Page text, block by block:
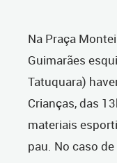
Na Praça
Guimarães
Tatuquara)
Crianças, das
materiais
pau. No caso